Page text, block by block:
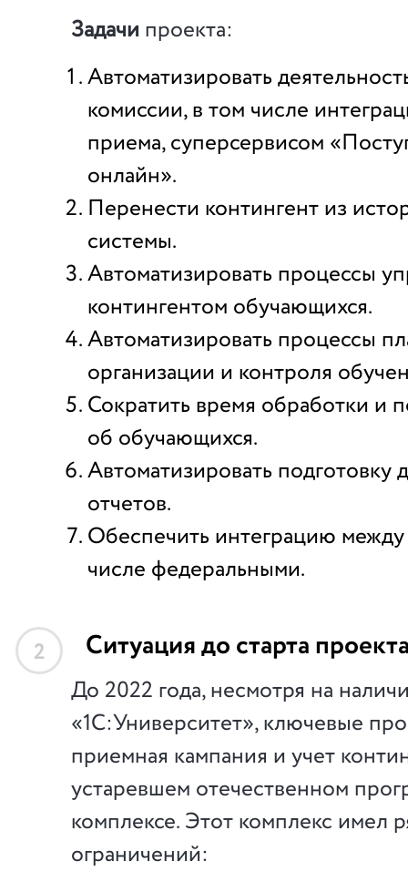
Задачи проекта:
Автоматизировать
комиссии, в том числе
приема, суперсервисом
онлайн».
Перенести контингент из
системы.
Автоматизировать процессы
контингентом обучающихся.
Автоматизировать процессы
организации и контроля
Сократить время обработки и
об обучающихся.
Автоматизировать подготовку
отчетов.
Обеспечить интеграцию
числе федеральными.
2 Ситуация до старта
До 2022 года, несмотря на
«1С:Университет», ключевые
приемная кампания и учет
устаревшем отечественном
комплексе. Этот комплекс имел
ограничений: